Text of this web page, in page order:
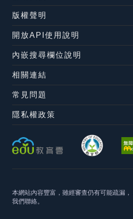
版權聲明
開放API使用說明
內嵌搜尋欄位說明
相關連結
常見問題
隱私權政策
本網站內容豐富，雖經審查仍有可能疏漏，
我們聯絡。